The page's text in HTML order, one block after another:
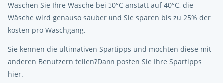
Waschen Sie Ihre Wäsche bei 30°C anstatt auf 40°C, die
Wäsche wird genauso sauber und Sie sparen bis zu 25% der
kosten pro Waschgang.
Sie kennen die ultimativen Spartipps und möchten diese mit
anderen Benutzern teilen?Dann posten Sie Ihre Spartipps
hier.